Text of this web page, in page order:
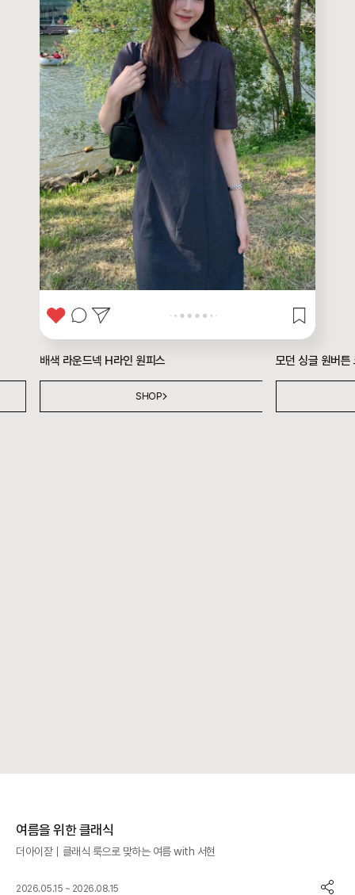
모던 싱글 원버튼 크롭 재킷
SHOP
배색 라운드넥 H
여름을 위한 클래식
더아이잗｜클래식 룩으로 맞하는 여름 with 서현
2026.05.15 ~ 2026.08.15